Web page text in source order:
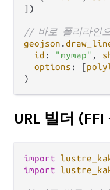
])
// 바로 폴리라인
geojson .
id : "mymap" ,
options : [
URL 빌더
import
import